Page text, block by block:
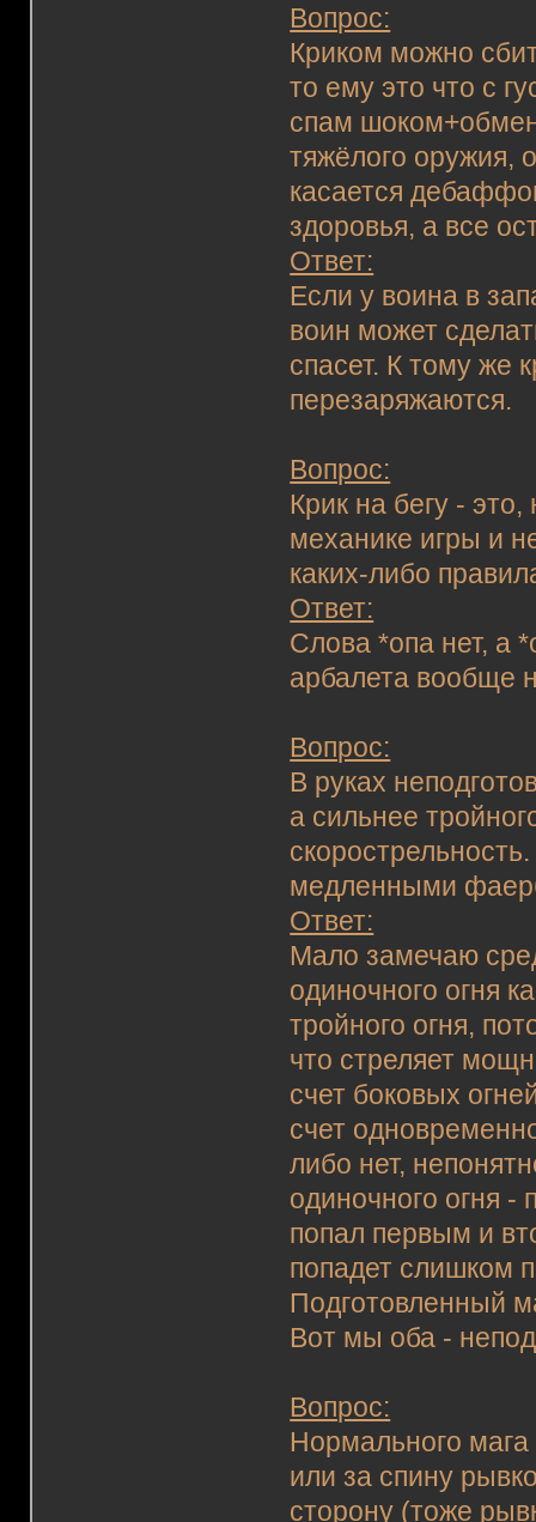
Вопрос:
Криком можно
то ему это что с
спам
тяжёлого оружия,
касается
здоровья, а все
Ответ:
Если у воина в
воин может
спасет. К тому же
перезаряжаются.
Вопрос:
Крик на бегу -
механике игры и
каких-либо
Ответ:
Слова *опа нет, а
арбалета вообще
Вопрос:
В руках
а сильнее
медленными
Ответ:
Мало замечаю
одиночного огня
тройного огня,
что стреляет
счет боковых
счет
либо нет,
одиночного огня
попал первым и
попадет слишком
Подготовленный
Вот мы оба -
Вопрос:
Нормального мага
или за спину
сторону (тоже